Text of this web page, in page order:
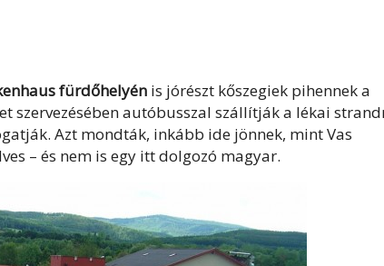
fürdőhelyén is jórészt kőszegiek pihennek a
szervezésében autóbusszal szállítják a lékai
Azt mondták, inkább ide jönnek, mint Vas
– és nem is egy itt dolgozó magyar.